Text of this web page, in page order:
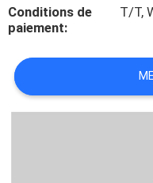
CONTRÔLE
DE
QUALITÉ
PLAN
Conditions de
paiement:
T/T,